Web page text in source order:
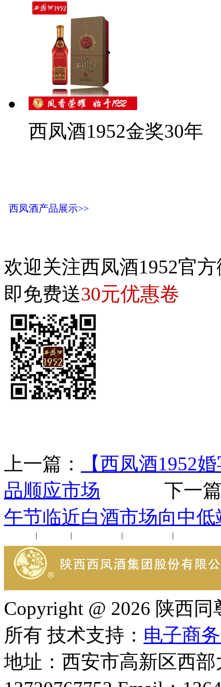
西凤酒1952金奖30年
西凤酒产品展示>>
欢迎关注西凤酒1952官
即免费送30元优惠卷
上一篇：
【西凤酒1952
品顺应市场 下一篇
午节临近白酒市场向中低
| | | |
Copyright @ 2026 陕西
所有 技术支持： 电子商
地址：西安市高新区西